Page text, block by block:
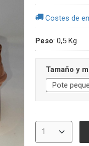
Costes de
Peso: 0,5 Kg